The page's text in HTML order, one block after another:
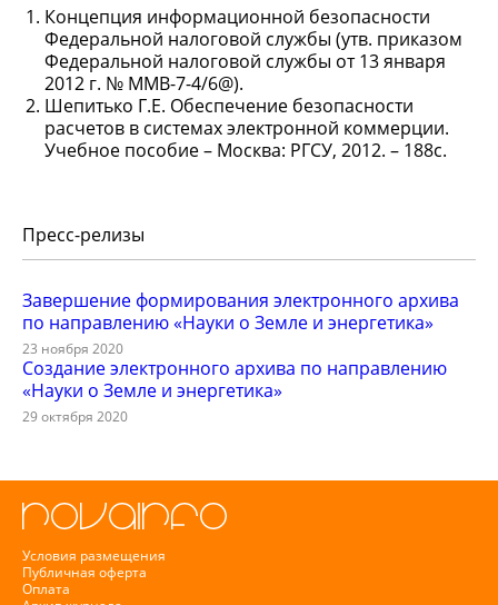
Концепция информационной безопасности
Федеральной налоговой службы (утв. приказом
Федеральной налоговой службы от 13 января
2012 г. № ММВ-7-4/6@).
Шепитько Г.Е. Обеспечение безопасности
расчетов в системах электронной коммерции.
Учебное пособие – Москва: РГСУ, 2012. – 188с.
Пресс-релизы
Завершение формирования электронного архива
по направлению «Науки о Земле и энергетика»
23 ноября 2020
Создание электронного архива по направлению
«Науки о Земле и энергетика»
29 октября 2020
Условия размещения
Публичная оферта
Оплата